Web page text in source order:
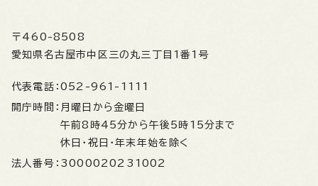
〒460-8508
愛知県名古屋市中区三の丸三丁目1番1号
代表電話： 052-961-1111
開庁時間： 月曜日から金曜日
午前8時45分から午後5時15分まで
休日・祝日・年末年始を除く
法人番号： 3000020231002